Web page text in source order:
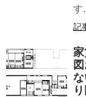
す
記